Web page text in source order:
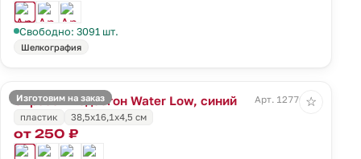
Свободно: 3091 шт.
Шелкография
Изготовим на заказ
Скребок-водосгон Water Low, синий
Арт. 12776.40
пластик
38,5x16,1x4,5 см
от 250 ₽
☆